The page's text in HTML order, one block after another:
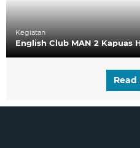
Kegiatan
English Club MAN 2 Kapuas
Read